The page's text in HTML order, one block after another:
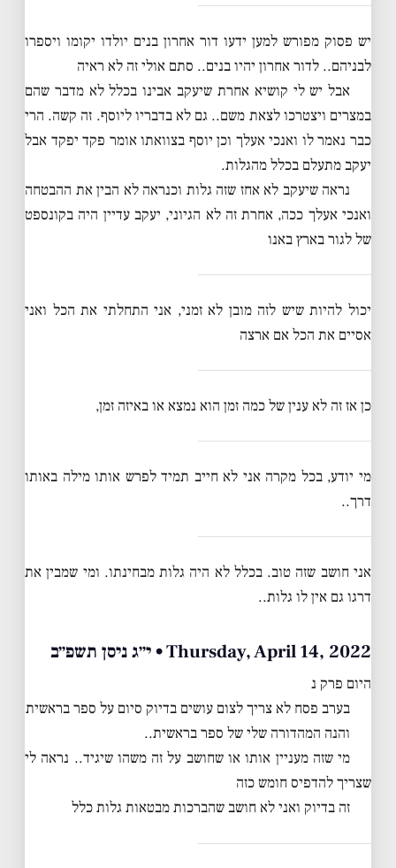
יש פסוק מפורש למען ידעו דור אחרון בנים יולדו יקומו ויספרו
לבניהם.. לדור אחרון יהיו בנים.. סתם אולי זה לא ראיה
אבל יש לי קושיא אחרת שיעקב אבינו בכלל לא מדבר שהם
במצרים ויצטרכו לצאת משם.. גם לא בדבריו ליוסף. זה קשה. הרי
כבר נאמר לו ואנכי אעלך וכן יוסף בצוואתו אומר פקד יפקד אבל
יעקב מתעלם בכלל מהגלות.
נראה שיעקב לא אחז שזה גלות וכנראה לא הבין את ההבטחה
ואנכי אעלך ככה, אחרת זה לא הגיוני, יעקב עדיין היה בקונספט
של לגור בארץ באנו
יכול להיות שיש לזה מובן לא זמני, אני התחלתי את הכל ואני
אסיים את הכל אם ארצה
כן אז זה לא ענין של כמה זמן הוא נמצא או באיזה זמן,
מי יודע, בכל מקרה אני לא חייב תמיד לפרש אותו מילה באותו
דרך..
אני חושב שזה טוב. בכלל לא היה גלות מבחינתו. ומי שמבין את
דרגו גם אין לו גלות..
Thursday, April 14, 2022 • י״ג ניסן תשפ״ב
היום פרק נ
בערב פסח לא צריך לצום עושים בדיוק סיום על ספר בראשית
והנה המהדורה שלי של ספר בראשית..
מי שזה מעניין אותו או שחושב על זה משהו שיגיד.. נראה לי
שצריך להדפיס חומש כזה
זה בדיוק ואני לא חושב שהברכות מבטאות גלות כלל